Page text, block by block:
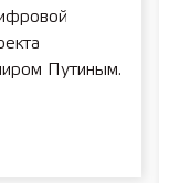
Путиным.